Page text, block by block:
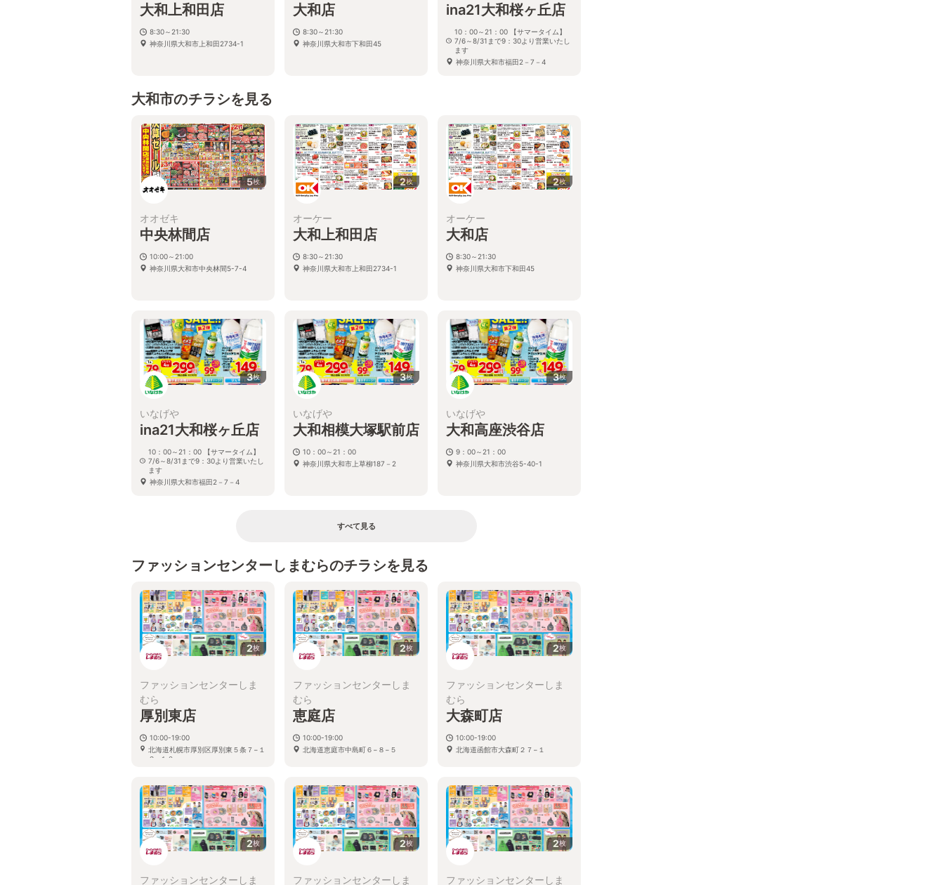
大和上和田店
8:30～21:30
神奈川県大和市上和田2734-1
大和店
8:30～21:30
神奈川県大和市下和田45
ina21大和桜ヶ丘店
10：00～21：00 【サマータイム】
7/6～8/31まで9：30より営業いたし
ます
神奈川県大和市福田2－7－4
大和市のチラシを見る
5枚
オオゼキ
中央林間店
10:00～21:00
神奈川県大和市中央林間5-7-4
2枚
オーケー
大和上和田店
8:30～21:30
神奈川県大和市上和田2734-1
2枚
オーケー
大和店
8:30～21:30
神奈川県大和市下和田45
3枚
いなげや
ina21大和桜ヶ丘店
10：00～21：00 【サマータイム】
7/6～8/31まで9：30より営業いたし
ます
神奈川県大和市福田2－7－4
3枚
いなげや
大和相模大塚駅前店
10：00～21：00
神奈川県大和市上草柳187－2
3枚
いなげや
大和高座渋谷店
9：00～21：00
神奈川県大和市渋谷5-40-1
すべて見る
ファッションセンターしまむらのチラシを見る
2枚
ファッションセンターしま
むら
厚別東店
10:00-19:00
北海道札幌市厚別区厚別東５条７−１
２−１０
2枚
ファッションセンターしま
むら
恵庭店
10:00-19:00
北海道恵庭市中島町６−８−５
2枚
ファッションセンターしま
むら
大森町店
10:00-19:00
北海道函館市大森町２７−１
2枚
ファッションセンターしま
2枚
ファッションセンターしま
2枚
ファッションセンターしま